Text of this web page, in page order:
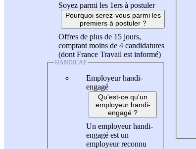
Soyez parmi les 1ers à postuler
Pourquoi serez-vous parmi les
premiers à postuler ?
Offres de plus de 15 jours,
comptant moins de 4 candidatures
(dont France Travail est informé)
HANDICAP
Employeur handi-
engagé
Qu'est-ce qu'un
employeur handi-
engagé ?
Un employeur handi-
engagé est un
employeur reconnu